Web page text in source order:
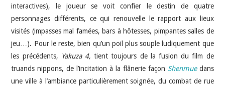
interactives), le joueur se voit confier le destin de quatre
personnages différents, ce qui renouvelle le rapport aux lieux
visités (impasses mal famées, bars à hôtesses, pimpantes salles de
jeu…). Pour le reste, bien qu’un poil plus souple ludiquement que
les précédents, Yakuza 4, tient toujours de la fusion du film de
truands nippons, de l’incitation à la flânerie façon Shenmuedans
une ville à l’ambiance particulièrement soignée, du combat de rue